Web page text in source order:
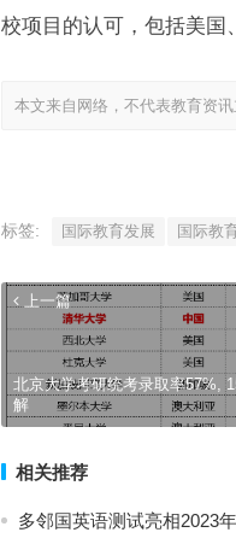
校项目的认可，包括美国
本文来自网络，不代表教育资讯
标签: 国际教育发展 国际教
上一篇
北京大学考研统考录取率57%,
解
相关推荐
多邻国英语测试亮相2023